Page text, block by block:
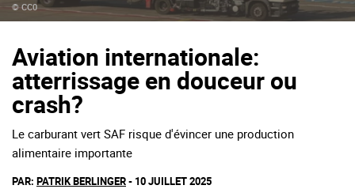
© CC0
Aviation internationale:
atterrissage en douceur ou
crash?
Le carburant vert SAF risque d'évincer une production
alimentaire importante
PAR: PATRIK BERLINGER- 10 JUILLET 2025